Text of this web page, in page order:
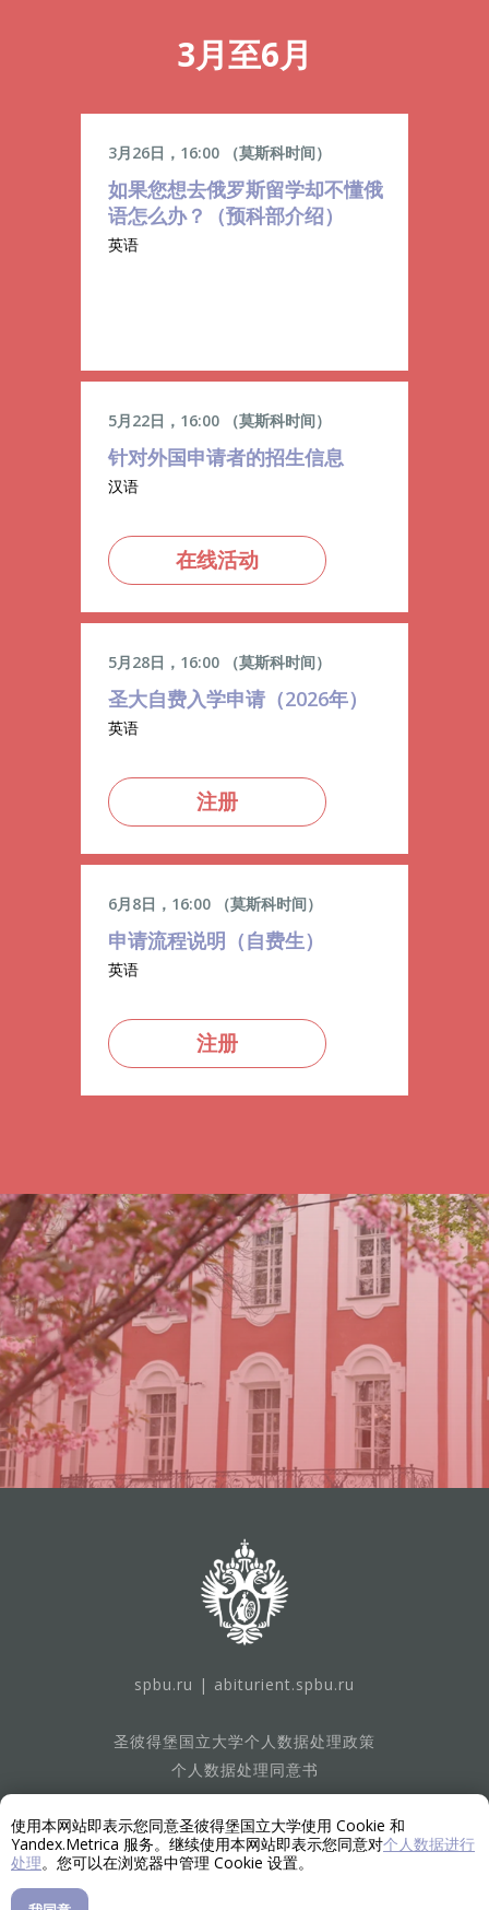
3月至6月
申请流程说明（自费生）
6月8日，16:00 （莫斯科时间）
英语
注册
如果您想去俄罗斯留学却不懂俄
语怎么办？（预科部介绍）
3月26日，16:00 （莫斯科时间）
英语
针对外国申请者的招生信息
5月22日，16:00 （莫斯科时间）
汉语
在线活动
圣大自费入学申请（2026年）
5月28日，16:00 （莫斯科时间）
英语
注册
spbu.ru | abiturient.spbu.ru
圣彼得堡国立大学个人数据处理政策
个人数据处理同意书
本信息平台所发布的档案资料中，可能涉及被俄罗斯联邦司法
部列入"外国代理人"名录的自然人与法人，以及被认定为极端
主义组织并在俄罗斯联邦境内禁止活动的机构。
使用本网站即表示您同意圣彼得堡国立大学使用 Cookie 和
Yandex.Metrica 服务。继续使用本网站即表示您同意对个人数据进行
处理。您可以在浏览器中管理 Cookie 设置。